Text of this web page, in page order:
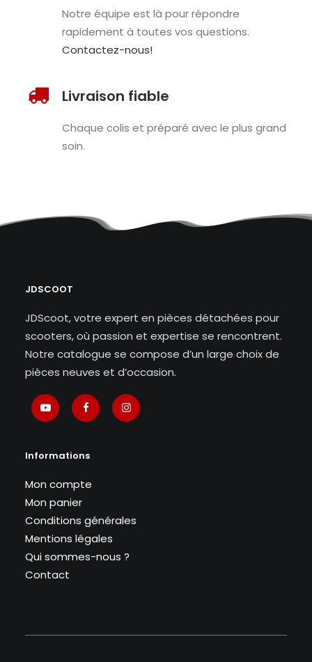
Notre équipe est là pour répondre
rapidement à toutes vos questions.
Contactez-nous!
Livraison fiable
Chaque colis et préparé avec le plus grand
soin.
JDSCOOT
JDScoot, votre expert en pièces détachées pour
scooters, où passion et expertise se rencontrent.
Notre catalogue se compose d’un large choix de
pièces neuves et d’occasion.
Informations
Mon compte
Mon panier
Conditions générales
Mentions légales
Qui sommes-nous ?
Contact